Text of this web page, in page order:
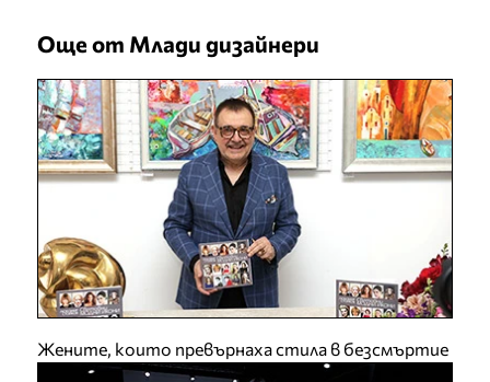
Още от Млади дизайнери
Жените, които превърнаха стила в безсмъртие